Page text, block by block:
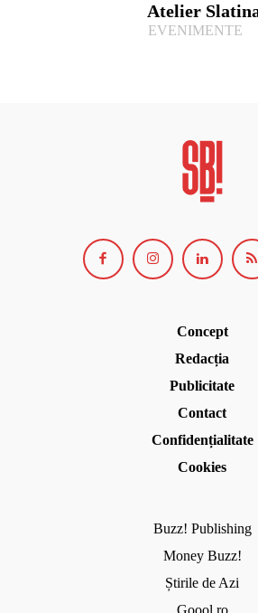
Atelier
EVENIMENTE
Concept
Redacția
Publicitate
Contact
Confidențialitate
Cookies
Buzz! Publishing
Money Buzz!
Știrile de Azi
Goool.ro